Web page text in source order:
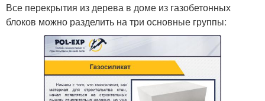
Все перекрытия из дерева в доме из газобетонных
блоков можно разделить на три основные группы: